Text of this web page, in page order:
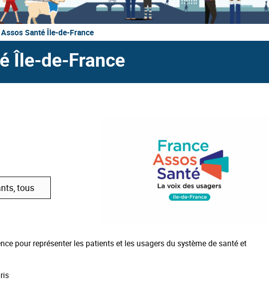
Santé Île-de-France
Île-de-France
tous
pour représenter les patients et les usagers du système de santé et